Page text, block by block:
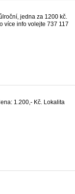
jedna za 1200 kč.
více info volejte 737 117
1.200,- Kč. Lokalita